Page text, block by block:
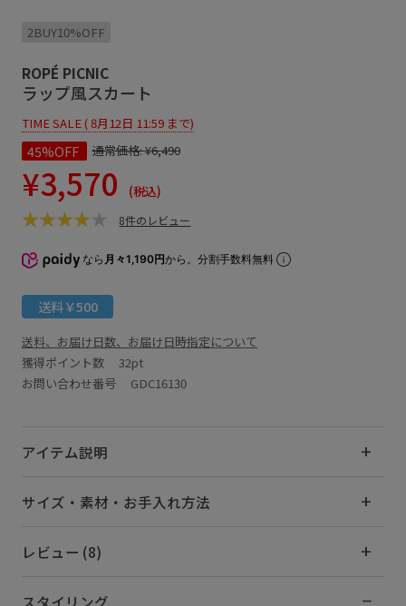
2BUY10%OFF
ROPÉ PICNIC
ラップ風スカート
TIME SALE ( 8月12日 11:59 まで)
45%OFF 通常価格:¥6,490
¥3,570 (税込)
8件のレビュー
なら 月々1,190円から。分割手数料無料
送料￥500
送料、お届け日数、お届け日時指定について
獲得ポイント数 32pt
お問い合わせ番号 GDC16130
アイテム説明
サイズ・素材・お手入れ方法
レビュー (8)
スタイリング